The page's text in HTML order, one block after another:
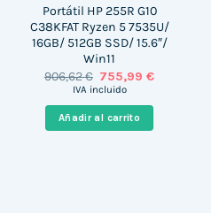
Portátil HP 255R G10
C38KFAT Ryzen 5 7535U/
16GB/ 512GB SSD/ 15.6″/
Win11
906,62€ El
precio
era:
906,62 €.
755,99€El
IVA incluido
Añadir al carrito